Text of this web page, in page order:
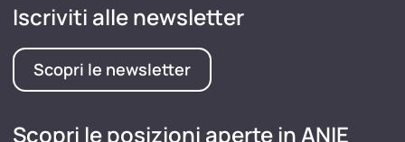
Iscriviti alle newsletter
Scopri le newsletter
Scopri le posizioni aperte in ANIE